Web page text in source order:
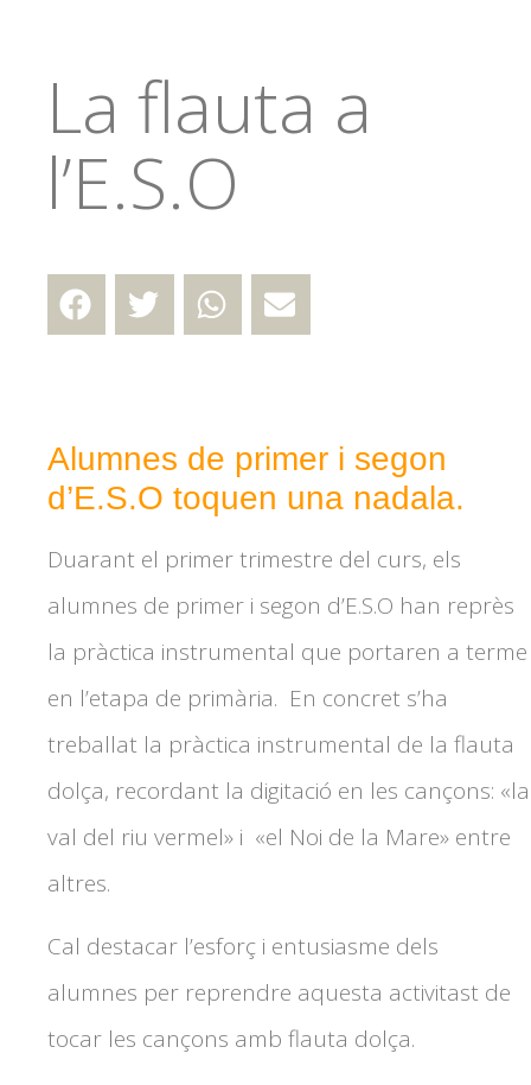
La flauta a
l’E.S.O
Alumnes de primer i segon
d’E.S.O toquen una nadala.
Duarant el primer trimestre del curs, els
alumnes de primer i segon d’E.S.O han reprès
la pràctica instrumental que portaren a terme
en l’etapa de primària. En concret s’ha
treballat la pràctica instrumental de la flauta
dolça, recordant la digitació en les cançons: «la
val del riu vermel» i «el Noi de la Mare» entre
altres.
Cal destacar l’esforç i entusiasme dels
alumnes per reprendre aquesta activitast de
tocar les cançons amb flauta dolça.